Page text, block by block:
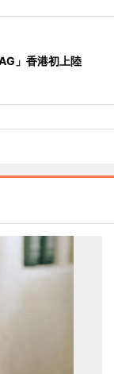
」香港初上陸